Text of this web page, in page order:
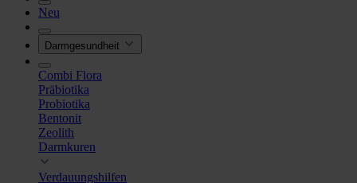
Neu
Darmgesundheit
Combi Flora
Präbiotika
Probiotika
Bentonit
Zeolith
Darmkuren
Verdauungshilfen